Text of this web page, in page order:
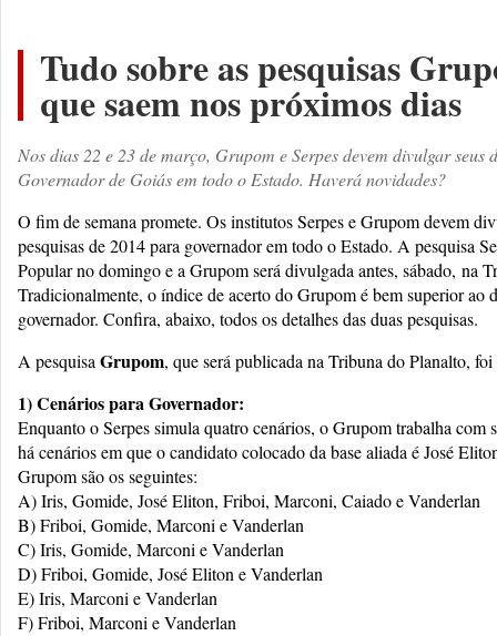
Tudo sobre as pesquisas
que saem nos próximos dias
Nos dias 22 e 23 de março, Grupom e Serpes devem divulgar seus
Governador de Goiás em todo o Estado. Haverá novidades?
O fim de semana promete. Os institutos Serpes e Grupom devem
pesquisas de 2014 para governador em todo o Estado. A pesquisa
Popular no domingo e a Grupom será divulgada antes, sábado, na
Tradicionalmente, o índice de acerto do Grupom é bem superior ao
governador. Confira, abaixo, todos os detalhes das duas pesquisas.
A pesquisaGrupom, que será publicada na Tribuna do Planalto, foi
1) Cenários para Governador:
Enquanto o Serpes simula quatro cenários, o Grupom trabalha com
há cenários em que o candidato colocado da base aliada é José
Grupom são os seguintes:
A) Iris, Gomide, José Eliton, Friboi, Marconi, Caiado e Vanderlan
B) Friboi, Gomide, Marconi e Vanderlan
C) Iris, Gomide, Marconi e Vanderlan
D) Friboi, Gomide, José Eliton e Vanderlan
E) Iris, Marconi e Vanderlan
F) Friboi, Marconi e Vanderlan